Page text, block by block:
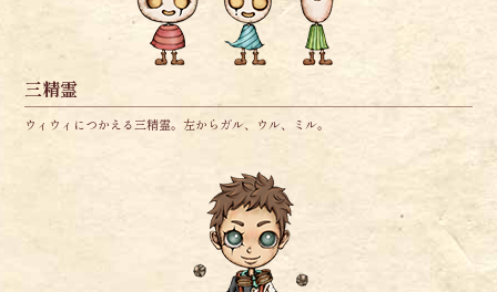
三精霊
ウィウィにつかえる三精霊。左からガル、ウル、ミル。